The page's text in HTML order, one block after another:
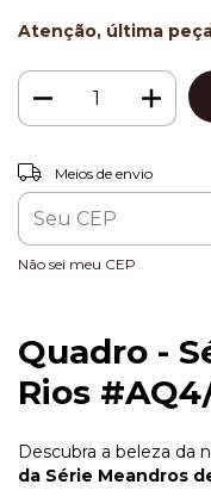
Atenção, última
Entregas para o CEP:
Meios de envio
Não sei meu CEP
Quadro -
Rios
Descubra a beleza da
da Série Meandros